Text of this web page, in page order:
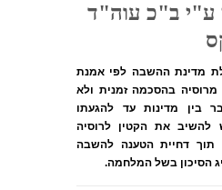
ע"י ב"כ עוה"ד
מדינת ההשבה לפי אמנת
בהסכמה זמנית ולא
בין מדינות עד להגעתו
להשיב את הקטין לרוסיה
תוך דחיית הטענה להשבה
הסיכון בשל המלחמה.